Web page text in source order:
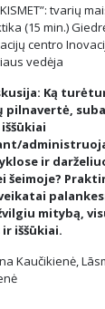
tvarių
(15 min.)
centro
vedėja
Ką
pilnavertė,
ir
šeimoje?
mitybą,
iššūkiai.
Kaučikienė,